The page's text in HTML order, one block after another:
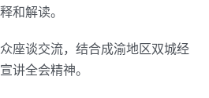
和解读。
座谈交流，结合成渝地区双城经
讲全会精神。